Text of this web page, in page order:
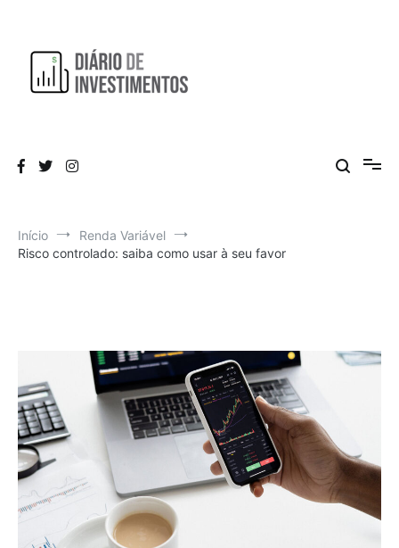
conteúdo
Início
Renda Variável
Risco controlado: saiba como usar à seu favor